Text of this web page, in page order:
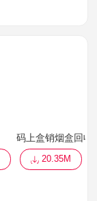
码上盒销烟盒回收
20.35M